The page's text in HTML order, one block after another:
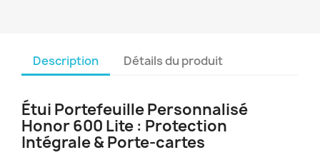
Description Détails du produit
Étui Portefeuille Personnalisé
Honor 600 Lite : Protection
Intégrale & Porte-cartes